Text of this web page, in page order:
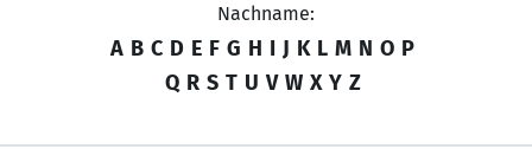
Nachname:
A B C D E F G H I J K L M N O P
Q R S T U V W X Y Z